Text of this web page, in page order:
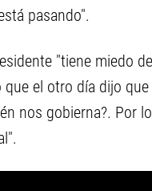
pasando".
"tiene miedo
el otro día dijo
nos gobierna?. Por